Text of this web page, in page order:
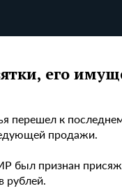
его
перешел к
продажи.
был признан
рублей.